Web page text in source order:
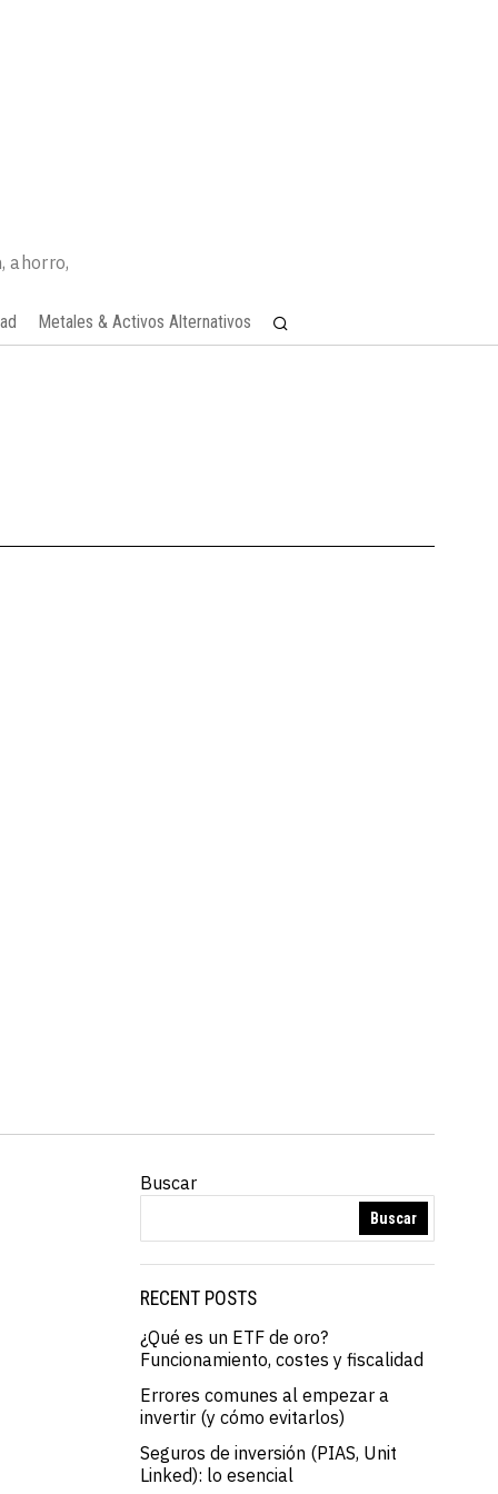
ahorro,
Metales & Activos Alternativos
Buscar
Buscar
RECENT POSTS
¿Qué es un ETF de oro?
Funcionamiento, costes y fiscalidad
Errores comunes al empezar a
invertir (y cómo evitarlos)
Seguros de inversión (PIAS, Unit
Linked): lo esencial